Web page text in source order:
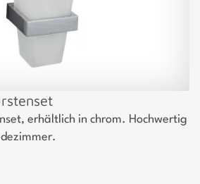
erhältlich in chrom. Hochwertig